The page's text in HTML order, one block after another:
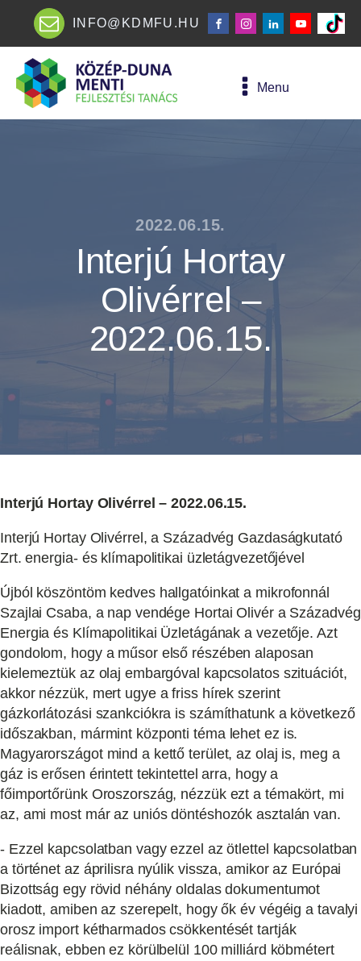
INFO@KDMFU.HU
Menu
2022.06.15.
Interjú Hortay
Olivérrel –
2022.06.15.
Interjú Hortay Olivérrel – 2022.06.15.
Interjú Hortay Olivérrel, a Századvég Gazdaságkutató
Zrt. energia- és klímapolitikai üzletágvezetőjével
Újból köszöntöm kedves hallgatóinkat a mikrofonnál
Szajlai Csaba, a nap vendége Hortai Olivér a Századvég
Energia és Klímapolitikai Üzletágának a vezetője. Azt
gondolom, hogy a műsor első részében alaposan
kielemeztük az olaj embargóval kapcsolatos szituációt,
akkor nézzük, mert ugye a friss hírek szerint
gázkorlátozási szankciókra is számíthatunk a következő
időszakban, mármint központi téma lehet ez is.
Magyarországot mind a kettő terület, az olaj is, meg a
gáz is erősen érintett tekintettel arra, hogy a
főimportőrünk Oroszország, nézzük ezt a témakört, mi
az, ami most már az uniós döntéshozók asztalán van.
- Ezzel kapcsolatban vagy ezzel az ötlettel kapcsolatban
a történet az áprilisra nyúlik vissza, amikor az Európai
Bizottság egy rövid néhány oldalas dokumentumot
kiadott, amiben az szerepelt, hogy ők év végéig a tavalyi
orosz import kétharmados csökkentését tartják
reálisnak, ebben ez körülbelül 100 milliárd köbmétert